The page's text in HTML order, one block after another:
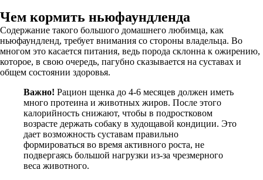
Чем кормить ньюфаундленда
Содержание такого большого домашнего любимца, как
ньюфаундленд, требует внимания со стороны владельца. Во
многом это касается питания, ведь порода склонна к ожирению,
которое, в свою очередь, пагубно сказывается на суставах и
общем состоянии здоровья.
Важно! Рацион щенка до 4-6 месяцев должен иметь
много протеина и животных жиров. После этого
калорийность снижают, чтобы в подростковом
возрасте держать собаку в худощавой кондиции. Это
дает возможность суставам правильно
формироваться во время активного роста, не
подвергаясь большой нагрузки из-за чрезмерного
веса животного.